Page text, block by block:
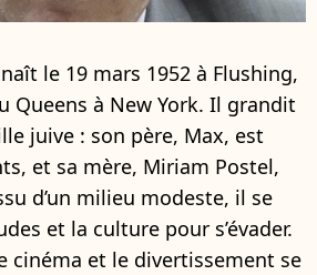
le 19 mars 1952 à Flushing,
Queens à New York. Il grandit
juive : son père, Max, est
et sa mère, Miriam Postel,
d’un milieu modeste, il se
et la culture pour s’évader.
cinéma et le divertissement se